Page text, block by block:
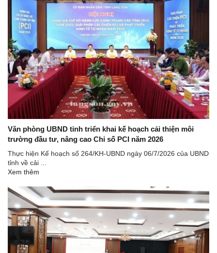
Văn phòng UBND tỉnh triển khai kế hoạch cải thiện môi
trường đầu tư, nâng cao Chỉ số PCI năm 2026
Thực hiện Kế hoạch số 264/KH-UBND ngày 06/7/2026 của UBND
tỉnh về cải ...
Xem thêm